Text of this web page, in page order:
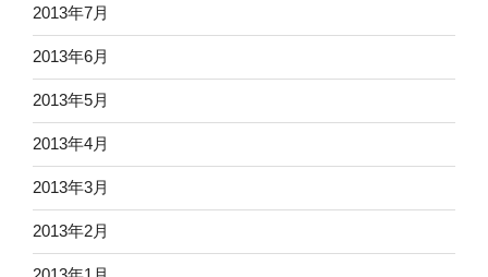
2013年7月
2013年6月
2013年5月
2013年4月
2013年3月
2013年2月